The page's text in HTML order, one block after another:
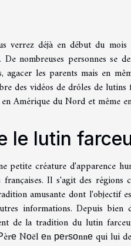
verrez déjà en début du
De nombreuses personnes se
agacer les parents mais en
des vidéos de drôles de
Amérique du Nord et même
le lutin
petite créature d'apparence
Il s'agit des
amusante dont l'objectif
informations. Depuis bien
de la tradition du lutin
Nоël еn реrѕоnnе qui lui